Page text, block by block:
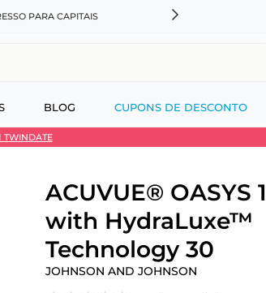
PARA CAPITAIS
BLOG CUPONS DE DESCONTO
TWINDATE
ACUVUE® OASYS
with HydraLuxe™
Technology 30
JOHNSON AND JOHNSON